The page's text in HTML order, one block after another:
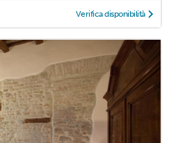
Verifica disponibilità